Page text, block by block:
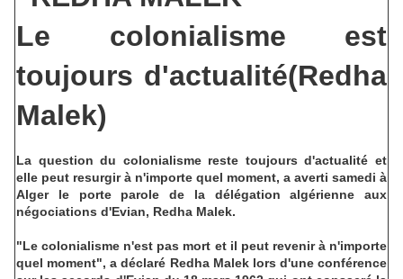
Le colonialisme est
toujours d'actualité(Redha
Malek)
La question du colonialisme reste toujours d'actualité et
elle peut resurgir à n'importe quel moment, a averti samedi à
Alger le porte parole de la délégation algérienne aux
négociations d'Evian, Redha Malek.
"Le colonialisme n'est pas mort et il peut revenir à n'importe
quel moment", a déclaré Redha Malek lors d'une conférence